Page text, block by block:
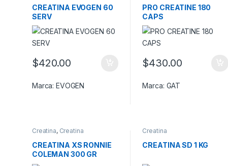
CREATINA EVOGEN 60
SERV
$420.00
Marca: EVOGEN
PRO CREATINE 180
CAPS
$430.00
Marca: GAT
Creatina, Creatina
CREATINA XS RONNIE
COLEMAN 300 GR
Creatina
CREATINA SD 1 KG